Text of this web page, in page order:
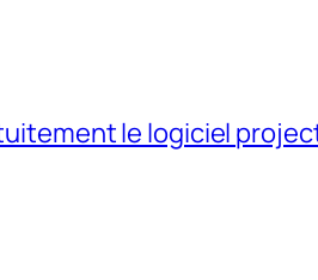
le logiciel